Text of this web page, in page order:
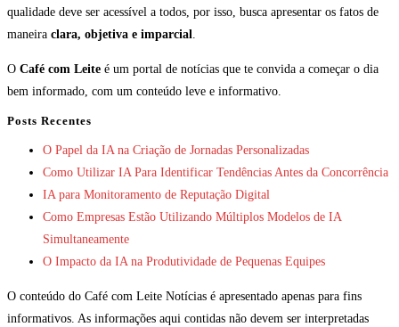
qualidade deve ser acessível a todos, por isso, busca apresentar os fatos de
maneira clara, objetiva e imparcial.
O Café com Leite é um portal de notícias que te convida a começar o dia
bem informado, com um conteúdo leve e informativo.
Posts Recentes
O Papel da IA na Criação de Jornadas Personalizadas
Como Utilizar IA Para Identificar Tendências Antes da Concorrência
IA para Monitoramento de Reputação Digital
Como Empresas Estão Utilizando Múltiplos Modelos de IA
Simultaneamente
O Impacto da IA na Produtividade de Pequenas Equipes
O conteúdo do Café com Leite Notícias é apresentado apenas para fins
informativos. As informações aqui contidas não devem ser interpretadas